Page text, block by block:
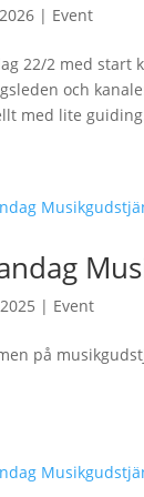
| Event
22/2 med start
och
med lite
| Event
på